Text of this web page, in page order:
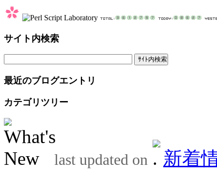
サイト内検索
最近のブログエントリ
カテゴリツリー
last updated on
新着